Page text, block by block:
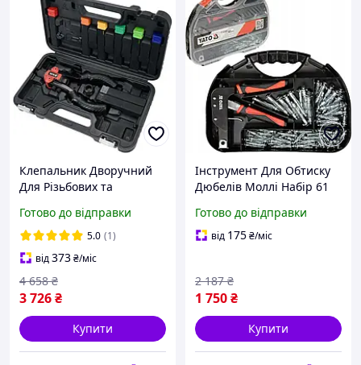
Клепальник Дворучний
Для Різьбових та
(YT-36091)
Готово до відправки
5.0 (1)
від373₴/міс
3 726₴
4 658 ₴
Купити
Інструмент Для Обтиску
Дюбелів Моллі Набір 61
Готово до відправки
від 175₴/міс
1 750₴
2 187 ₴
Купити